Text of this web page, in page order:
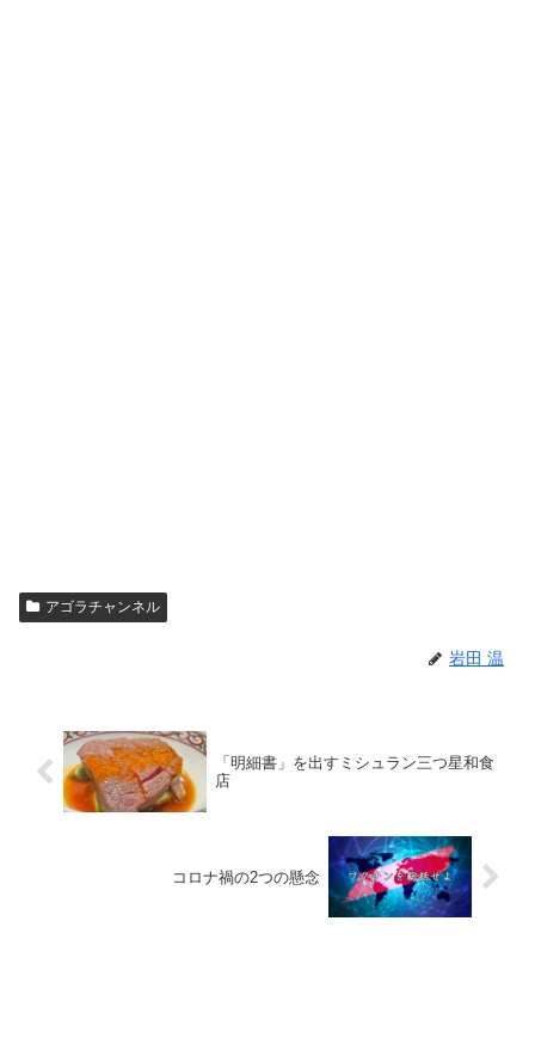
アゴラチャンネル
岩田 温
「明細書」を出すミシュラン三つ星和食
店
コロナ禍の2つの懸念